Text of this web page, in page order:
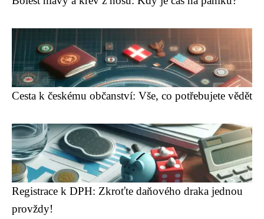
Cesta k českému občanství: Vše, co potřebujete vědět
Registrace k DPH: Zkroťte daňového draka jednou
provždy!